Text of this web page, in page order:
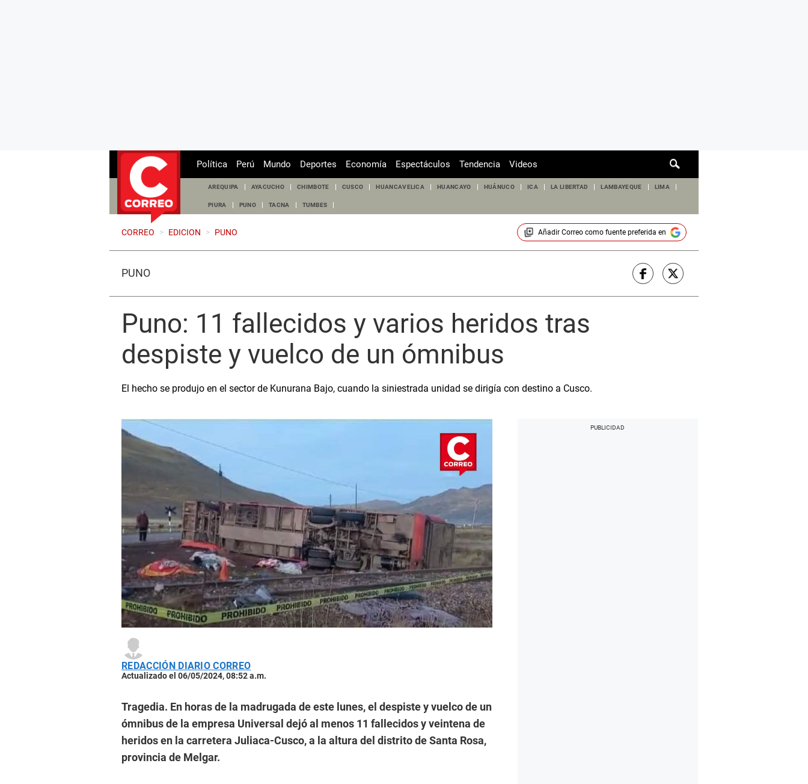
de
Política Perú Mundo Deportes Economía Espectáculos Tendencia Videos
AREQUIPA AYACUCHO CHIMBOTE CUSCO HUANCAVELICA HUANCAYO HUÁNUCO ICA LA LIBERTAD LAMBAYEQUE LIMA
PIURA PUNO TACNA TUMBES
CORREO > EDICION > PUNO Añadir Correocomo fuente preferida en
PUNO
Puno: 11 fallecidos y varios heridos tras
despiste y vuelco de un ómnibus
El hecho se produjo en el sector de Kunurana Bajo, cuando la siniestrada unidad se dirigía con destino a Cusco.
REDACCIÓN DIARIO CORREO
Actualizado el 06/05/2024, 08:52 a.m.
Tragedia. En horas de la madrugada de este lunes, el despiste y vuelco de un
ómnibus de la empresa Universal dejó al menos 11 fallecidos y veintena de
heridos en la carretera Juliaca-Cusco, a la altura del distrito de Santa Rosa,
provincia de Melgar.